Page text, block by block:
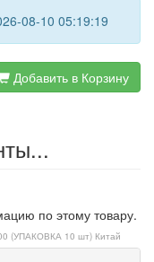
08-10 05:19:19
Добавить в Корзину
по этому товару.
(УПАКОВКА 10 шт) Китай